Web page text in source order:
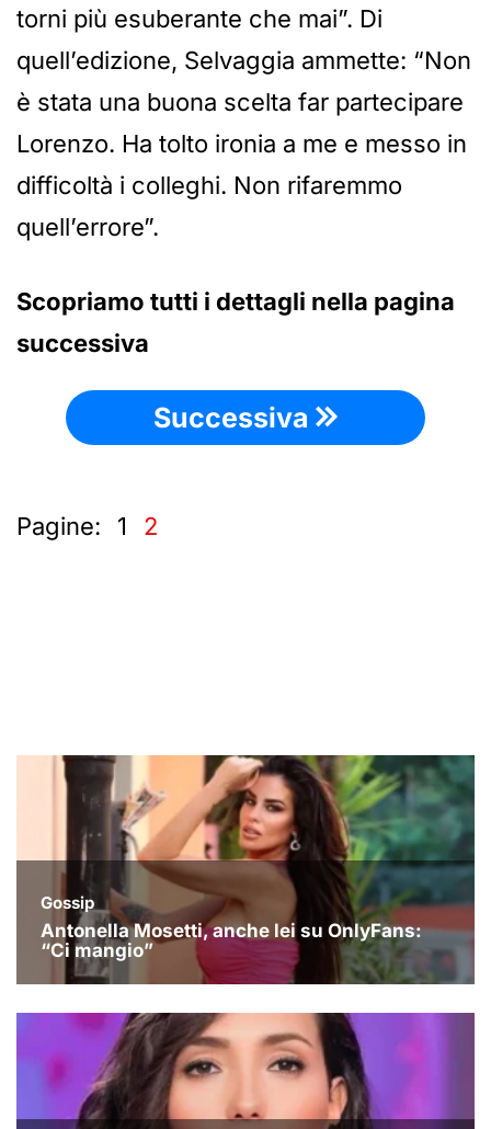
torni più esuberante che mai”. Di
quell’edizione, Selvaggia ammette: “Non
è stata una buona scelta far partecipare
Lorenzo. Ha tolto ironia a me e messo in
difficoltà i colleghi. Non rifaremmo
quell’errore”.
Scopriamo tutti i dettagli nella pagina
successiva
Successiva
Pagine: 1 2